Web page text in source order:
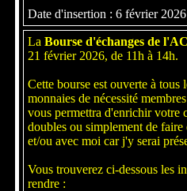
Date d'insertion : 6 février 2026
La Bourse d'échanges de
21 février 2026, de 11h à 14h.
Cette bourse est ouverte à tous
monnaies de nécessité
vous permettra d'enrichir votre
doubles ou simplement de
et/ou avec moi car j'y serai
Vous trouverez ci-dessous les
rendre :